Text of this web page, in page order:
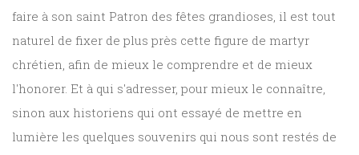
faire à son saint Patron des fêtes grandioses, il est tout
naturel de fixer de plus près cette figure de martyr
chrétien, afin de mieux le comprendre et de mieux
l'honorer. Et à qui s'adresser, pour mieux le connaître,
sinon aux historiens qui ont essayé de mettre en
lumière les quelques souvenirs qui nous sont restés de